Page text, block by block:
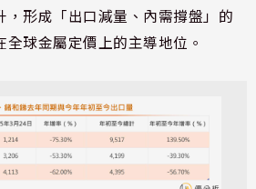
，形成「出口減量、內需撐盤」的
球金屬定價上的主導地位。